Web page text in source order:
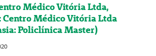
Médico Vitória Ltda,
Centro Médico Vitória Ltda
Policlínica Master)